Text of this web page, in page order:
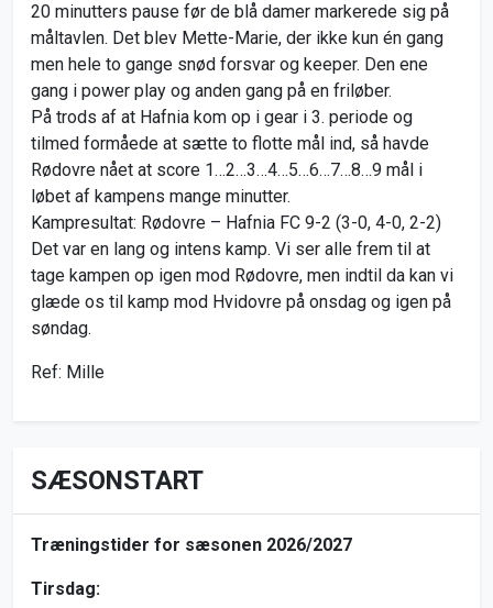
20 minutters pause før de blå damer markerede sig på
måltavlen. Det blev Mette-Marie, der ikke kun én gang
men hele to gange snød forsvar og keeper. Den ene
gang i power play og anden gang på en friløber.
På trods af at Hafnia kom op i gear i 3. periode og
tilmed formåede at sætte to flotte mål ind, så havde
Rødovre nået at score 1…2…3…4…5…6…7…8…9 mål i
løbet af kampens mange minutter.
Kampresultat: Rødovre – Hafnia FC 9-2 (3-0, 4-0, 2-2)
Det var en lang og intens kamp. Vi ser alle frem til at
tage kampen op igen mod Rødovre, men indtil da kan vi
glæde os til kamp mod Hvidovre på onsdag og igen på
søndag.
Ref: Mille
SÆSONSTART
Træningstider for sæsonen 2026/2027
Tirsdag: